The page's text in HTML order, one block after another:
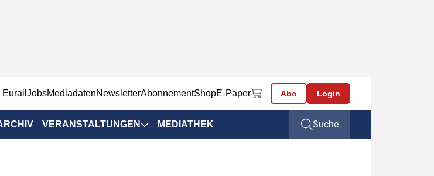
EurailJobsMediadatenNewsletterAbonnementShopE-Paper Abo Login
VERANSTALTUNGEN MEDIATHEK Suche